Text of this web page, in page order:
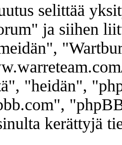
selittää
ja siihen
"heidän",
kerättyjä